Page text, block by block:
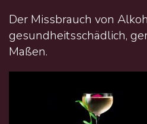
Der Missbrauch von
gesundheitsschädlich,
Maßen.